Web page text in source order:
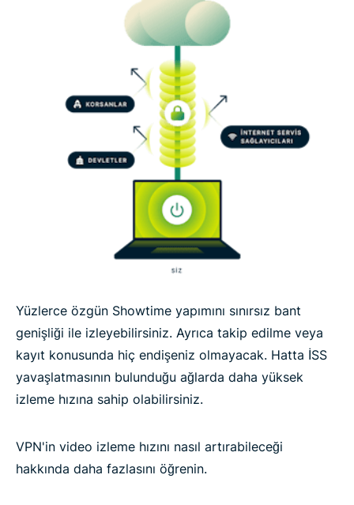
Yüzlerce özgün Showtime yapımını sınırsız bant
genişliği ile izleyebilirsiniz. Ayrıca takip edilme veya
kayıt konusunda hiç endişeniz olmayacak. Hatta İSS
yavaşlatmasının bulunduğu ağlarda daha yüksek
izleme hızına sahip olabilirsiniz.
VPN'in video izleme hızını nasıl artırabileceği
hakkında daha fazlasını öğrenin.